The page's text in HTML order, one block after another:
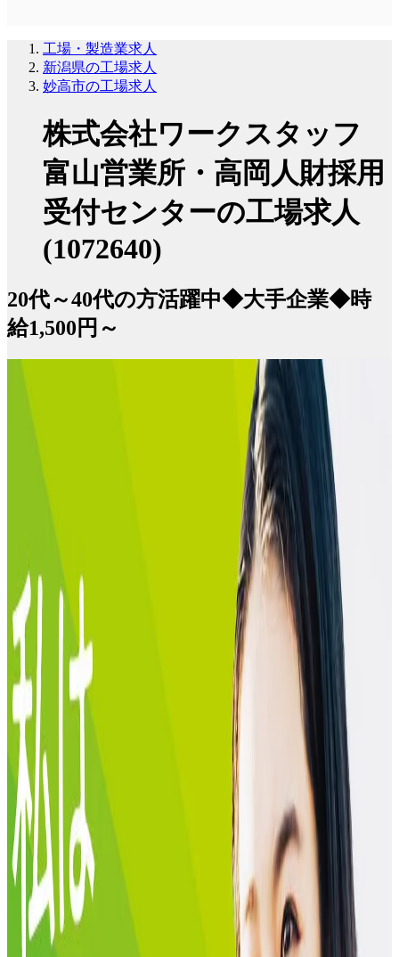
工場・製造業求人
新潟県の工場求人
妙高市の工場求人
株式会社ワークスタッフ
富山営業所・高岡人財採用
受付センターの工場求人
(1072640)
20代～40代の方活躍中◆大手企業◆時
給1,500円～